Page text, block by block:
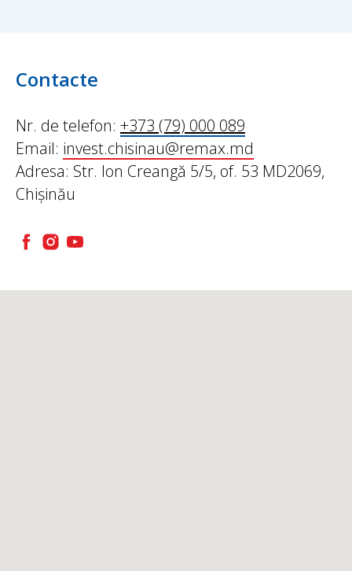
Contacte
Nr. de telefon: +373 (79) 000 089
Email: invest.chisinau@remax.md
Adresa: Str. Ion Creangă 5/5, of. 53 MD2069,
Chișinău